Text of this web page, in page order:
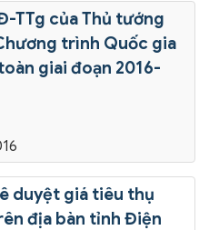
TTg của Thủ tướng
trình Quốc gia
giai đoạn 2016-
duyệt giá tiêu thụ
địa bàn tỉnh Điện